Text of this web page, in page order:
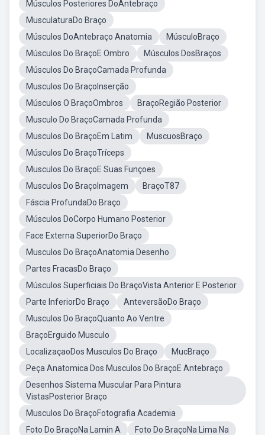
Músculos Posteriores DoAntebraço
MusculaturaDo Braço
Músculos DoAntebraço Anatomia
MúsculoBraço
Músculos Do BraçoE Ombro
Músculos DosBraços
Músculos Do BraçoCamada Profunda
Musculos Do BraçoInserção
Músculos O BraçoOmbros
BraçoRegião Posterior
Musculo Do BraçoCamada Profunda
Musculos Do BraçoEm Latim
MuscuosBraço
Músculos Do BraçoTríceps
Musculos Do BraçoE Suas Funçoes
Musculos Do BraçoImagem
BraçoT87
Fáscia ProfundaDo Braço
Músculos DoCorpo Humano Posterior
Face Externa SuperiorDo Braço
Musculos Do BraçoAnatomia Desenho
Partes FracasDo Braço
Músculos Superficiais Do BraçoVista Anterior E Posterior
Parte InferiorDo Braço
AnteversãoDo Braço
Musculos Do BraçoQuanto Ao Ventre
BraçoErguido Musculo
LocalizaçaoDos Musculos Do Braço
MucBraço
Peça Anatomica Dos Musculos Do BraçoE Antebraço
Desenhos Sistema Muscular Para Pintura
VistasPosterior Braço
Musculos Do BraçoFotografia Academia
Foto Do BraçoNa Lamin A
Foto Do BraçoNa Lima Na